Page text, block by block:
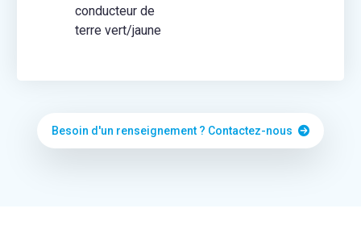
conducteur de
terre vert/jaune
Besoin d'un renseignement ? Contactez-nous